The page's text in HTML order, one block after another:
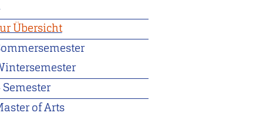
Übersicht
Semester
of Arts